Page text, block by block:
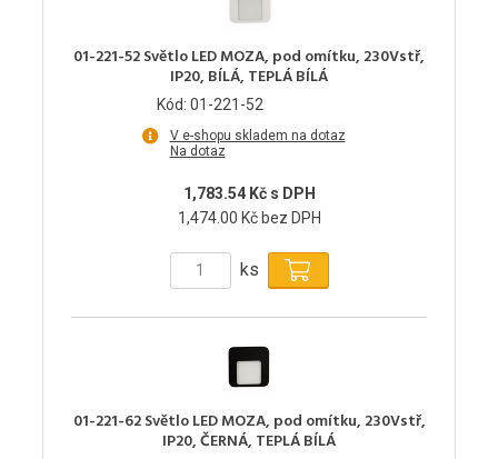
01-221-52 Světlo LED MOZA, pod omítku, 230Vstř,
IP20, BÍLÁ, TEPLÁ BÍLÁ
Kód: 01-221-52
V e-shopu skladem na dotaz
Na dotaz
1,783.54 Kč s DPH
1,474.00 Kč bez DPH
ks
01-221-62 Světlo LED MOZA, pod omítku, 230Vstř,
IP20, ČERNÁ, TEPLÁ BÍLÁ